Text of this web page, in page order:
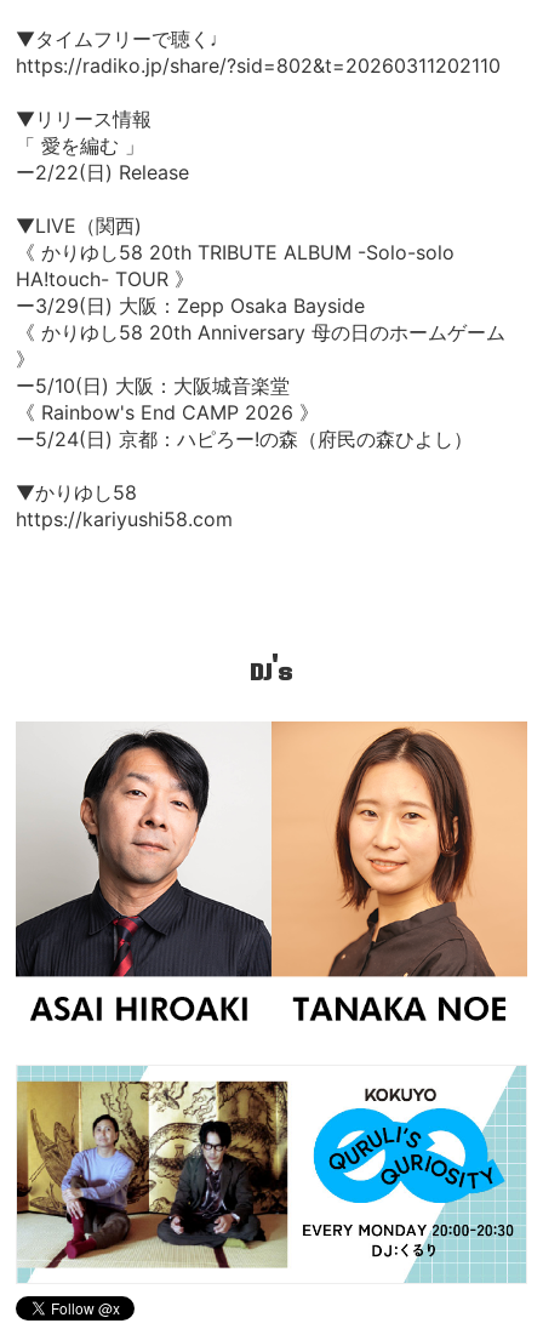
▼タイムフリーで聴く♩
https://radiko.jp/share/?sid=802&t=20260311202110
▼リリース情報
「 愛を編む 」
ー2/22(日) Release
▼LIVE（関西)
《 かりゆし58 20th TRIBUTE ALBUM -Solo-solo
HA!touch- TOUR 》
ー3/29(日) 大阪：Zepp Osaka Bayside
《 かりゆし58 20th Anniversary 母の日のホームゲーム
》
ー5/10(日) 大阪：大阪城音楽堂
《 Rainbow's End CAMP 2026 》
ー5/24(日) 京都：ハピろー!の森（府民の森ひよし）
▼かりゆし58
https://kariyushi58.com
DJ's